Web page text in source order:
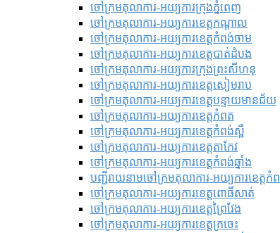
ចៅក្រមតុលាការ-អយ្យការក្រុងភ្នំពេញ
ចៅក្រមតុលាការ-អយ្យការខេត្តកណ្តាល
ចៅក្រមតុលាការ-អយ្យការខេត្តកំពង់ចាម
ចៅក្រមតុលាការ-អយ្យការខេត្តបាត់ដំបង
ចៅក្រមតុលាការ-អយ្យការ​ក្រុងព្រះសីហនុ
ចៅក្រមតុលាការ-អយ្យការខេត្តសៀមរាប
ចៅក្រមតុលាការ-អយ្យការខេត្តបន្ទាយមានជ័យ
ចៅក្រមតុលាការ-អយ្យការខេត្តកំពត
ចៅក្រមតុលាការ-អយ្យការខេត្តកំពង់ស្ពឺ
ចៅក្រមតុលាការ-អយ្យការខេត្តតាកែវ
ចៅក្រមតុលាការ-អយ្យការខេត្តកំពង់ឆ្នាំង
បញ្ជីរាយនាមចៅក្រមតុលាការ-អយ្យការខេត្តកំ
ចៅក្រមតុលាការ-អយ្យការខេត្តពោធិ៍សាត់
ចៅក្រមតុលាការ-អយ្យការខេត្តព្រៃវែង
ចៅក្រមតុលាការ-អយ្យការខេត្តក្រចេះ